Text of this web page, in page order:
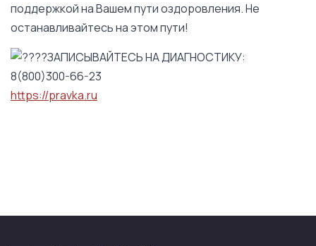
поддержкой на Вашем пути оздоровления. Не
останавливайтесь на этом пути!
ЗАПИСЫВАЙТЕСЬ НА ДИАГНОСТИКУ:
8(800)300-66-23
https://pravka.ru